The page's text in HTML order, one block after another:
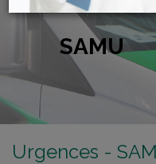
SAMU
Urgences -